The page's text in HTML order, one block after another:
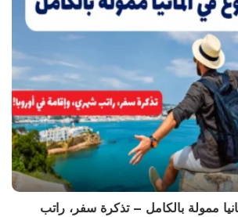
ممولة بالكامل – تذكرة سفر، راتب